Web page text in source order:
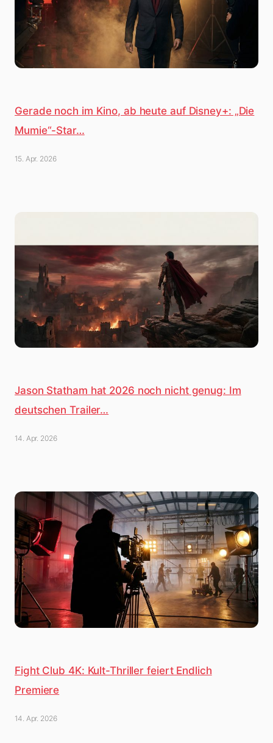
Gerade noch im Kino, ab heute auf Disney+: „Die
Mumie“-Star…
15. Apr. 2026
Jason Statham hat 2026 noch nicht genug: Im
deutschen Trailer…
14. Apr. 2026
Fight Club 4K: Kult-Thriller feiert Endlich
Premiere
14. Apr. 2026